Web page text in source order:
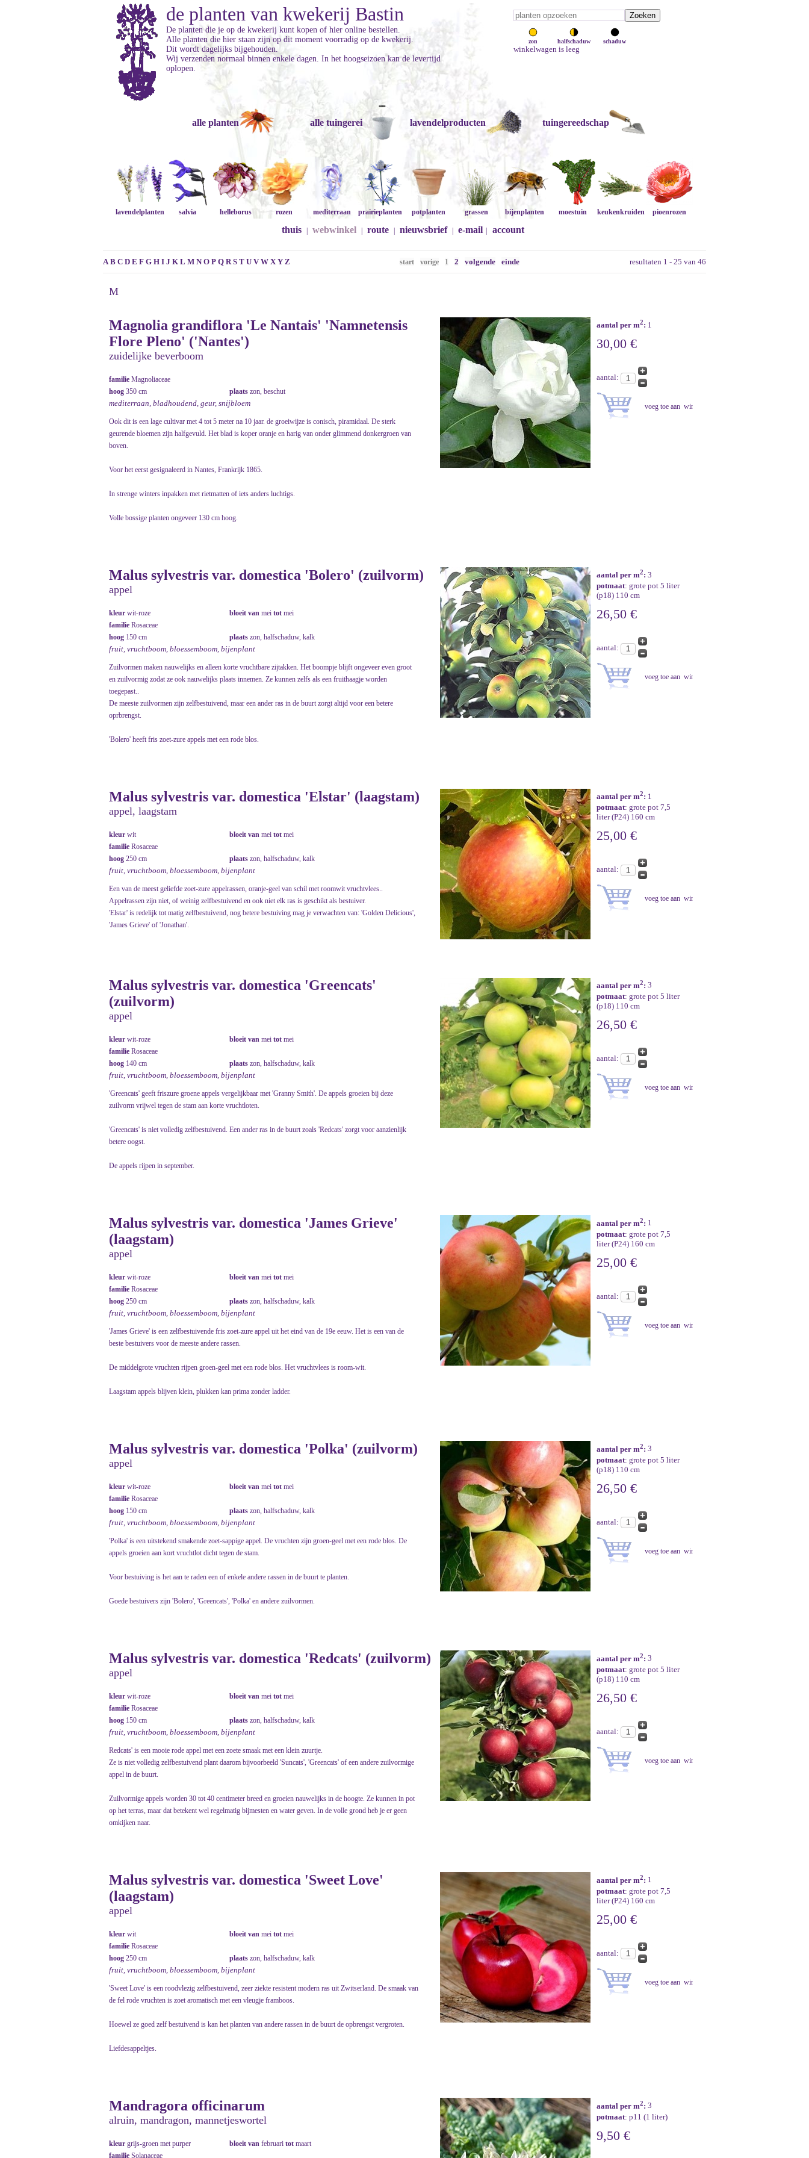
zon halfschaduw schaduw
winkelwagen is leeg
de planten van kwekerij Bastin
De planten die je op de kwekerij kunt kopen of hier online bestellen.
Alle planten die hier staan zijn op dit moment voorradig op de kwekerij.
Dit wordt dagelijks bijgehouden.
Wij verzenden normaal binnen enkele dagen. In het hoogseizoen kan de levertijd
oplopen.
alle planten alle tuingerei lavendelproducten tuingereedschap
lavendelplanten salvia helleborus rozen mediterraan prairieplanten potplanten grassen bijenplanten moestuin keukenkruiden pioenrozen
thuis webwinkel route nieuwsbrief e-mail account
A B C D E F G H I J K L M N O P Q R S T U V W X Y Z resultaten 1 - 25 van 46
start vorige 1 2 volgende einde
M
Magnolia grandiflora 'Le Nantais' 'Namnetensis
Flore Pleno' ('Nantes')
zuidelijke beverboom
familie Magnoliaceae
hoog 350 cm plaats zon, beschut
mediterraan, bladhoudend, geur, snijbloem
Ook dit is een lage cultivar met 4 tot 5 meter na 10 jaar. de groeiwijze is conisch, piramidaal. De sterk
geurende bloemen zijn halfgevuld. Het blad is koper oranje en harig van onder glimmend donkergroen van
boven.
Voor het eerst gesignaleerd in Nantes, Frankrijk 1865.
In strenge winters inpakken met rietmatten of iets anders luchtigs.
Volle bossige planten ongeveer 130 cm hoog.
aantal per m2: 1
30,00 €
aantal:
Malus sylvestris var. domestica 'Bolero' (zuilvorm)
appel
kleur wit-roze bloeit van mei tot mei
familie Rosaceae
hoog 150 cm plaats zon, halfschaduw, kalk
fruit, vruchtboom, bloessemboom, bijenplant
Zuilvormen maken nauwelijks en alleen korte vruchtbare zijtakken. Het boompje blijft ongeveer even groot
en zuilvormig zodat ze ook nauwelijks plaats innemen. Ze kunnen zelfs als een fruithaagje worden
toegepast..
De meeste zuilvormen zijn zelfbestuivend, maar een ander ras in de buurt zorgt altijd voor een betere
oprbrengst.
'Bolero' heeft fris zoet-zure appels met een rode blos.
aantal per m2: 3
potmaat: grote pot 5 liter
(p18) 110 cm
26,50 €
aantal:
Malus sylvestris var. domestica 'Elstar' (laagstam)
appel, laagstam
kleur wit bloeit van mei tot mei
familie Rosaceae
hoog 250 cm plaats zon, halfschaduw, kalk
fruit, vruchtboom, bloessemboom, bijenplant
Een van de meest geliefde zoet-zure appelrassen, oranje-geel van schil met roomwit vruchtvlees..
Appelrassen zijn niet, of weinig zelfbestuivend en ook niet elk ras is geschikt als bestuiver.
'Elstar' is redelijk tot matig zelfbestuivend, nog betere bestuiving mag je verwachten van: 'Golden Delicious',
'James Grieve' of 'Jonathan'.
aantal per m2: 1
potmaat: grote pot 7,5
liter (P24) 160 cm
25,00 €
aantal:
Malus sylvestris var. domestica 'Greencats'
(zuilvorm)
appel
kleur wit-roze bloeit van mei tot mei
familie Rosaceae
hoog 140 cm plaats zon, halfschaduw, kalk
fruit, vruchtboom, bloessemboom, bijenplant
'Greencats' geeft friszure groene appels vergelijkbaar met 'Granny Smith'. De appels groeien bij deze
zuilvorm vrijwel tegen de stam aan korte vruchtloten.
'Greencats' is niet volledig zelfbestuivend. Een ander ras in de buurt zoals 'Redcats' zorgt voor aanzienlijk
betere oogst.
De appels rijpen in september.
aantal per m2: 3
potmaat: grote pot 5 liter
(p18) 110 cm
26,50 €
aantal:
Malus sylvestris var. domestica 'James Grieve'
(laagstam)
appel
kleur wit-roze bloeit van mei tot mei
familie Rosaceae
hoog 250 cm plaats zon, halfschaduw, kalk
fruit, vruchtboom, bloessemboom, bijenplant
'James Grieve' is een zelfbestuivende fris zoet-zure appel uit het eind van de 19e eeuw. Het is een van de
beste bestuivers voor de meeste andere rassen.
De middelgrote vruchten rijpen groen-geel met een rode blos. Het vruchtvlees is room-wit.
Laagstam appels blijven klein, plukken kan prima zonder ladder.
aantal per m2: 1
potmaat: grote pot 7,5
liter (P24) 160 cm
25,00 €
aantal:
Malus sylvestris var. domestica 'Polka' (zuilvorm)
appel
kleur wit-roze bloeit van mei tot mei
familie Rosaceae
hoog 150 cm plaats zon, halfschaduw, kalk
fruit, vruchtboom, bloessemboom, bijenplant
'Polka' is een uitstekend smakende zoet-sappige appel. De vruchten zijn groen-geel met een rode blos. De
appels groeien aan kort vruchtlot dicht tegen de stam.
Voor bestuiving is het aan te raden een of enkele andere rassen in de buurt te planten.
Goede bestuivers zijn 'Bolero', 'Greencats', 'Polka' en andere zuilvormen.
aantal per m2: 3
potmaat: grote pot 5 liter
(p18) 110 cm
26,50 €
aantal:
Malus sylvestris var. domestica 'Redcats' (zuilvorm)
appel
kleur wit-roze bloeit van mei tot mei
familie Rosaceae
hoog 150 cm plaats zon, halfschaduw, kalk
fruit, vruchtboom, bloessemboom, bijenplant
Redcats' is een mooie rode appel met een zoete smaak met een klein zuurtje.
Ze is niet volledig zelfbestuivend plant daarom bijvoorbeeld 'Suncats', 'Greencats' of een andere zuilvormige
appel in de buurt.
Zuilvormige appels worden 30 tot 40 centimeter breed en groeien nauwelijks in de hoogte. Ze kunnen in pot
op het terras, maar dat betekent wel regelmatig bijmesten en water geven. In de volle grond heb je er geen
omkijken naar.
aantal per m2: 3
potmaat: grote pot 5 liter
(p18) 110 cm
26,50 €
aantal:
Malus sylvestris var. domestica 'Sweet Love'
(laagstam)
appel
kleur wit bloeit van mei tot mei
familie Rosaceae
hoog 250 cm plaats zon, halfschaduw, kalk
fruit, vruchtboom, bloessemboom, bijenplant
'Sweet Love' is een roodvlezig zelfbestuivend, zeer ziekte resistent modern ras uit Zwitserland. De smaak van
de fel rode vruchten is zoet aromatisch met een vleugje framboos.
Hoewel ze goed zelf bestuivend is kan het planten van andere rassen in de buurt de opbrengst vergroten.
Liefdesappeltjes.
aantal per m2: 1
potmaat: grote pot 7,5
liter (P24) 160 cm
25,00 €
aantal:
Mandragora officinarum
alruin, mandragon, mannetjeswortel
kleur grijs-groen met purper bloeit van februari tot maart
familie Solanaceae
aantal per m2: 3
potmaat: p11 (1 liter)
9,50 €